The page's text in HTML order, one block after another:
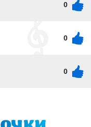
0
0
0